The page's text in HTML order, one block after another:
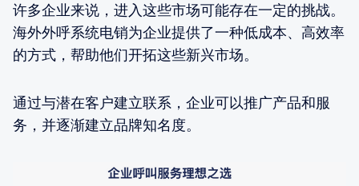
许多企业来说，进入这些市场可能存在一定的挑战。
海外外呼系统电销为企业提供了一种低成本、高效率
的方式，帮助他们开拓这些新兴市场。
通过与潜在客户建立联系，企业可以推广产品和服
务，并逐渐建立品牌知名度。